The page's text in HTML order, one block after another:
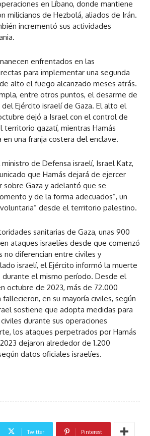
en Líbano, donde mantiene
milicianos de Hezbolá, aliados de Irán.
incrementó sus actividades
enfrentados en las
para implementar una segunda
alto el fuego alcanzado meses atrás.
entre otros puntos, el desarme de
Ejército israelí de Gaza. El alto el
dejó a Israel con el control de
territorio gazatí, mientras Hamás
en una franja costera del enclave.
de Defensa israelí, Israel Katz,
que Hamás dejará de ejercer
sobre Gaza y adelantó que se
y de la forma adecuados”, un
desde el territorio palestino.
sanitarias de Gaza, unas 900
ataques israelíes desde que comenzó
no diferencian entre civiles y
israelí, el Ejército informó la muerte
el mismo período. Desde el
octubre de 2023, más de 72.000
en su mayoría civiles, según
sostiene que adopta medidas para
durante sus operaciones
los ataques perpetrados por Hamás
dejaron alrededor de 1.200
datos oficiales israelíes.
Twitter Pinterest